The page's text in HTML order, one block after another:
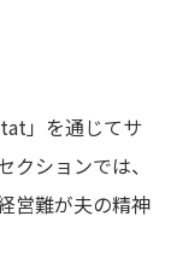
」を通じてサ
ションでは、
営難が夫の精神